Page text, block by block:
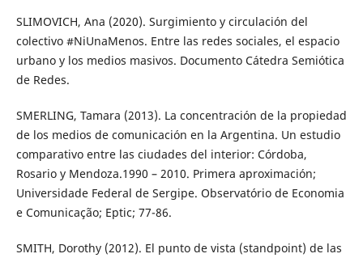
SLIMOVICH, Ana (2020). Surgimiento y circulación del
colectivo #NiUnaMenos. Entre las redes sociales, el espacio
urbano y los medios masivos. Documento Cátedra Semiótica
de Redes.
SMERLING, Tamara (2013). La concentración de la propiedad
de los medios de comunicación en la Argentina. Un estudio
comparativo entre las ciudades del interior: Córdoba,
Rosario y Mendoza.1990 – 2010. Primera aproximación;
Universidade Federal de Sergipe. Observatório de Economia
e Comunicação; Eptic; 77-86.
SMITH, Dorothy (2012). El punto de vista (standpoint) de las